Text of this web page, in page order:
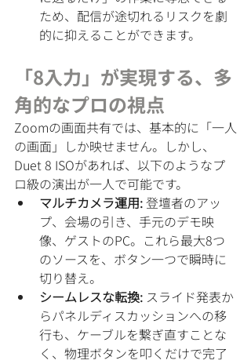
ため、配信が途切れるリスクを劇
的に抑えることができます。
「8入力」が実現する、多
角的なプロの視点
Zoomの画面共有では、基本的に「一人
の画面」しか映せません。しかし、
Duet 8 ISOがあれば、以下のようなプ
ロ級の演出が一人で可能です。
マルチカメラ運用: 登壇者のアッ
プ、会場の引き、手元のデモ映
像、ゲストのPC。これら最大8つ
のソースを、ボタン一つで瞬時に
切り替え。
シームレスな転換: スライド発表か
らパネルディスカッションへの移
行も、ケーブルを繋ぎ直すことな
く、物理ボタンを叩くだけで完了